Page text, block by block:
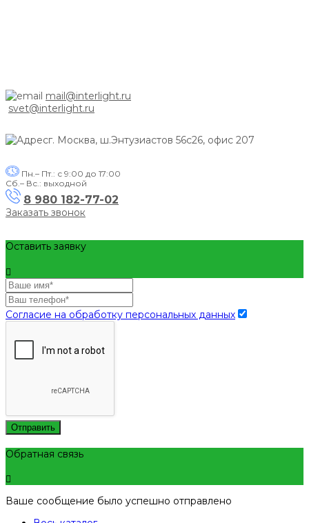
mail@interlight.ru
svet@interlight.ru
г. Москва, ш.Энтузиастов 56с26, офис 207
Пн.– Пт.: с 9:00 до 17:00
Сб.– Вс.: выходной
8 980 182-77-02
Заказать звонок
Оставить заявку
Согласие на обработку персональных данных
Отправить
Обратная связь
Ваше сообщение было успешно отправлено